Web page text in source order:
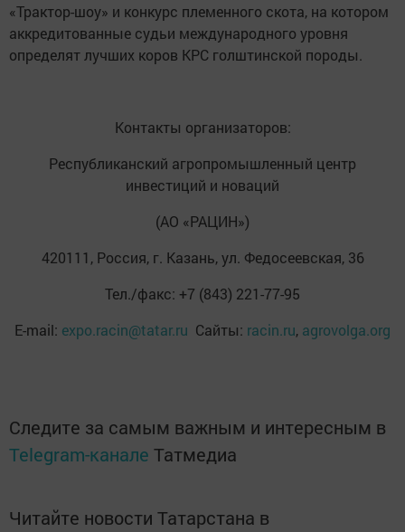
«Трактор-шоу» и конкурс племенного скота, на котором
аккредитованные судьи международного уровня
определят лучших коров КРС голштинской породы.
Контакты организаторов:
Республиканский агропромышленный центр
инвестиций и новаций
(АО «РАЦИН»)
420111, Россия, г. Казань, ул. Федосеевская, 36
Тел./факс: +7 (843) 221-77-95
E-mail: expo.racin@tatar.ru Сайты: racin.ru, agrovolga.org
Следите за самым важным и интересным в
Telegram-канале Татмедиа
Читайте новости Татарстана в